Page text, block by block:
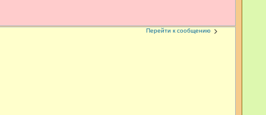
Перейти к сообщению